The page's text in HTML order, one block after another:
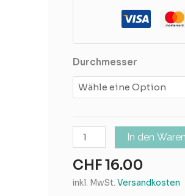
Durchmesser
In den
CHF16.00
inkl. MwSt. Versandkosten